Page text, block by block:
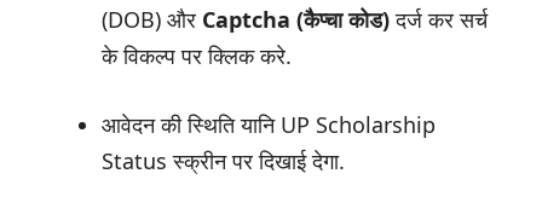
(DOB) और Captcha (कैप्चा कोड)दर्ज कर सर्च
के विकल्प पर क्लिक करे.
आवेदन की स्थिति यानि UP Scholarship
Status स्क्रीन पर दिखाई देगा.